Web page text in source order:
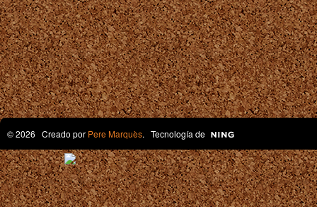
© 2026 Creado por Pere Marquès. Tecnología de